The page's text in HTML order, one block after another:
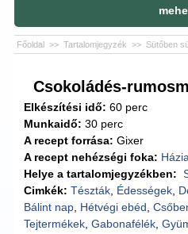
Főoldal >> Tartalomjegyzék >> Sütőben
Csokoládés-
Elkészítési idő: 60 perc
Munkaidő: 30 perc
A recept forrása: Gixer
A recept nehézségi foka:
Helye a tartalomjegyzékben:
Cimkék: Tészták Édességek
Bálint nap Hétvégi ebéd ,
Tejtermékek ,Gabonafélék ,